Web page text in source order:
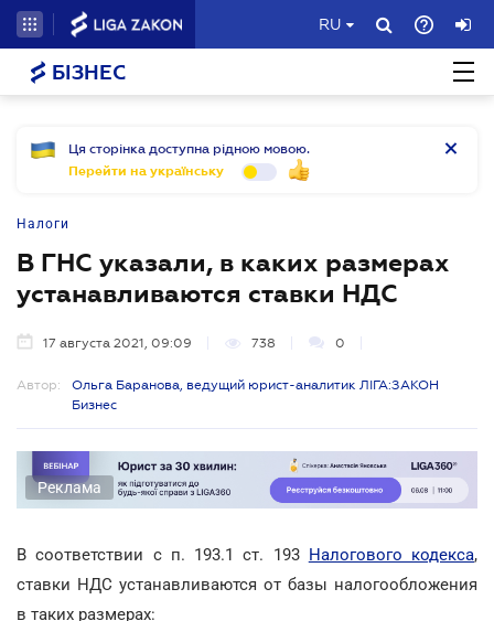
RU
БІЗНЕС
Ця сторінка доступна рідною мовою.
Перейти на українську
Налоги
В ГНС указали, в каких размерах
устанавливаются ставки НДС
17 августа 2021, 09:09 738 0
Автор:
Ольга Баранова, ведущий юрист-аналитик ЛІГА:ЗАКОН
Бизнес
Реклама
В соответствии с п. 193.1 ст. 193 Налогового кодекса,
ставки НДС устанавливаются от базы налогообложения
в таких размерах: